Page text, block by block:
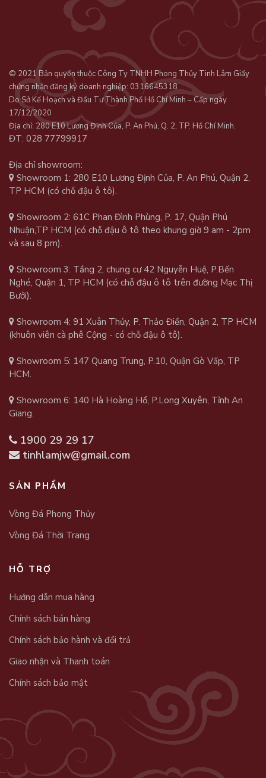
© 2021 Bản quyền thuộc Công Ty TNHH Phong Thủy Tinh Lâm Giấy
chứng nhận đăng ký doanh nghiệp: 0316645318
Do Sở Kế Hoạch và Đầu Tư Thành Phố Hồ Chí Minh – Cấp ngày
17/12/2020
Địa chỉ: 280 E10 Lương Định Của, P. An Phú, Q. 2, TP. Hồ Chí Minh.
ĐT: 028 77799917
Địa chỉ showroom:
Showroom 1: 280 E10 Lương Định Của, P. An Phú, Quận 2,
TP HCM (có chỗ đậu ô tô).
Showroom 2: 61C Phan Đình Phùng, P. 17, Quận Phú
Nhuận,TP HCM (có chỗ đậu ô tô theo khung giờ 9 am - 2pm
và sau 8 pm).
Showroom 3: Tầng 2, chung cư 42 Nguyễn Huệ, P.Bến
Nghé, Quận 1, TP HCM (có chỗ đậu ô tô trên đường Mạc Thị
Bưởi).
Showroom 4: 91 Xuân Thủy, P. Thảo Điền, Quận 2, TP HCM
(khuôn viên cà phê Cộng - có chỗ đậu ô tô).
Showroom 5: 147 Quang Trung, P.10, Quận Gò Vấp, TP
HCM.
Showroom 6: 140 Hà Hoàng Hổ, P.Long Xuyên, Tỉnh An
Giang.
1900 29 29 17
tinhlamjw@gmail.com
SẢN PHẨM
Vòng Đá Phong Thủy
Vòng Đá Thời Trang
HỖ TRỢ
Hướng dẫn mua hàng
Chính sách bán hàng
Chính sách bảo hành và đổi trả
Giao nhận và Thanh toán
Chính sách bảo mật